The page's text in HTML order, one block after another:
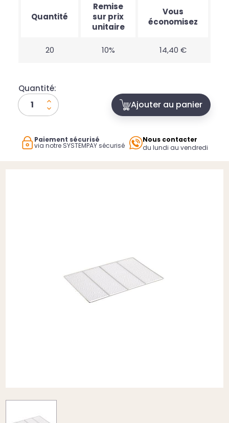
Quantité
Remise
sur prix
unitaire
Vous
économisez
20 10% 14,40 €
Quantité:
Ajouter au panier
Paiement sécurisé
via notre SYSTEMPAY sécurisé
Nous contacter
du lundi au vendredi